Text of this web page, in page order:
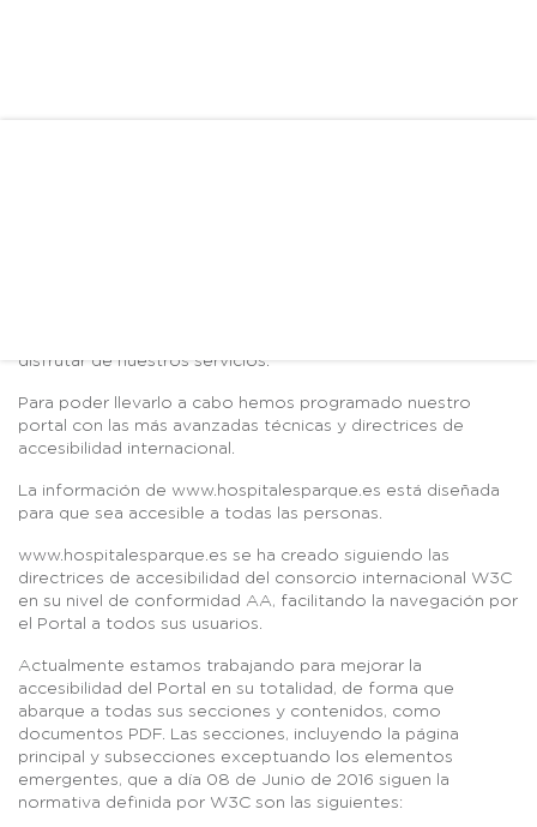
disfrutar de nuestros servicios.
Para poder llevarlo a cabo hemos programado nuestro
portal con las más avanzadas técnicas y directrices de
accesibilidad internacional.
La información de www.hospitalesparque.es está diseñada
para que sea accesible a todas las personas.
www.hospitalesparque.es se ha creado siguiendo las
directrices de accesibilidad del consorcio internacional W3C
en su nivel de conformidad AA, facilitando la navegación por
el Portal a todos sus usuarios.
Actualmente estamos trabajando para mejorar la
accesibilidad del Portal en su totalidad, de forma que
abarque a todas sus secciones y contenidos, como
documentos PDF. Las secciones, incluyendo la página
principal y subsecciones exceptuando los elementos
emergentes, que a día 08 de Junio de 2016 siguen la
normativa definida por W3C son las siguientes: